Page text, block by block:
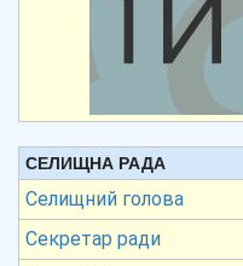
СЕЛИЩНА РАДА
Селищний голова
Секретар ради